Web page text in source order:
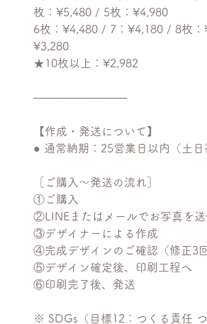
枚：¥5,480 / 5枚：¥4,980
6枚：¥4,480 / 7：¥4,180 / 8枚：
¥3,280
★10枚以上：¥2,982
────────────
【作成・発送について】
● 通常納期：25営業日以内（土日
［ご購入〜発送の流れ］
①ご購入
②LINEまたはメールでお写真を送
③デザイナーによる作成
④完成デザインのご確認（修正3
⑤デザイン確定後、印刷工程へ
⑥印刷完了後、発送
※ SDGs（目標12：つくる責任